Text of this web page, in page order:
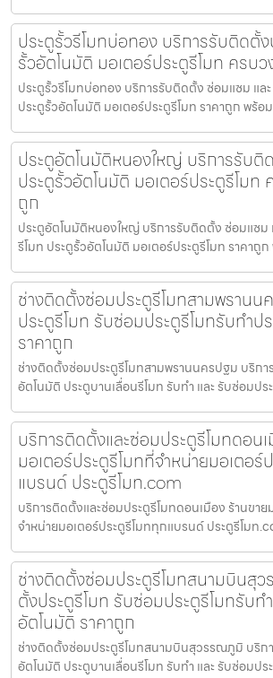
ประตูรั้วรีโมทบ่อทอง บริการรับติดตั้ง
รั้วอัตโนมัติ มอเตอร์ประตูรีโมท ครบว
ประตูรั้วรีโมทบ่อทอง บริการรับติดตั้ง ซ่อมแซม และ
ประตูรั้วอัตโนมัติ มอเตอร์ประตูรีโมท ราคาถูก พร้อ
ประตูอัตโนมัติหนองใหญ่ บริการรับติ
ประตูรั้วอัตโนมัติ มอเตอร์ประตูรีโมท
ถูก
ประตูอัตโนมัติหนองใหญ่ บริการรับติดตั้ง ซ่อมแซม
รีโมท ประตูรั้วอัตโนมัติ มอเตอร์ประตูรีโมท ราคาถู
ช่างติดตั้งซ่อมประตูรีโมทสามพราน
ประตูรีโมท รับซ่อมประตูรีโมทรับทำป
ราคาถูก
ช่างติดตั้งซ่อมประตูรีโมทสามพรานนครปฐม บริกา
อัตโนมัติ ประตูบานเลื่อนรีโมท รับทำ และ รับซ่อมปร
บริการติดตั้งและซ่อมประตูรีโมทดอน
มอเตอร์ประตูรีโมทที่จำหน่ายมอเตอร์
แบรนด์ ประตูรีโมท.com
บริการติดตั้งและซ่อมประตูรีโมทดอนเมือง ร้านขาย
จำหน่ายมอเตอร์ประตูรีโมททุกแบรนด์ ประตูรีโมท
ช่างติดตั้งซ่อมประตูรีโมทสนามบินสุ
ตั้งประตูรีโมท รับซ่อมประตูรีโมทรับท
อัตโนมัติ ราคาถูก
ช่างติดตั้งซ่อมประตูรีโมทสนามบินสุวรรณภูมิ บริก
อัตโนมัติ ประตูบานเลื่อนรีโมท รับทำ และ รับซ่อมประ